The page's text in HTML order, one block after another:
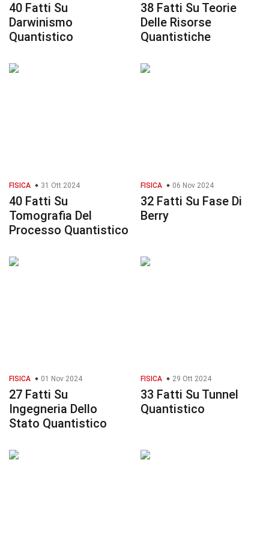
40 Fatti Su
Darwinismo
Quantistico
38 Fatti Su Teorie
Delle Risorse
Quantistiche
FISICA 31 Ott 2024
40 Fatti Su
Tomografia Del
Processo Quantistico
FISICA 06 Nov 2024
32 Fatti Su Fase Di
Berry
FISICA 01 Nov 2024
27 Fatti Su
Ingegneria Dello
Stato Quantistico
FISICA 29 Ott 2024
33 Fatti Su Tunnel
Quantistico